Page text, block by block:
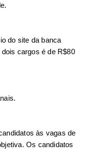
do site da banca
cargos é de R$80
às vagas de
Os candidatos